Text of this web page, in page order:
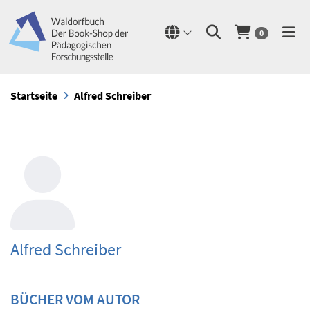
0
Startseite Alfred Schreiber
Alfred Schreiber
BÜCHER VOM AUTOR